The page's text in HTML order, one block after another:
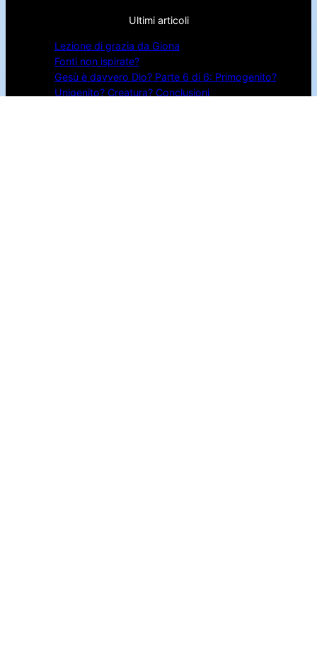
Ultimi articoli
Lezione di grazia da Giona
Fonti non ispirate?
Gesù è davvero Dio? Parte 6 di 6: Primogenito?
Unigenito? Creatura? Conclusioni